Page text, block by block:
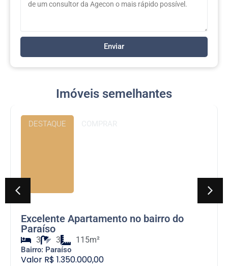
Enviar
Imóveis semelhantes
DESTAQUE
Conjunto Comercial 50 m2 Rua da
Consolação – SP
0 2
Bairro: Consolação
Valor R$ 5.000,00